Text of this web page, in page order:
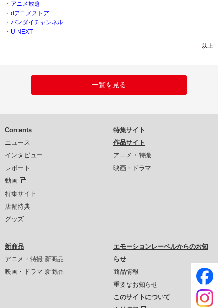
・ アニメ放題
・ dアニメストア
・ バンダイチャンネル
・ U-NEXT
以上
一覧を見る
Contents
ニュース
インタビュー
レポート
動画
特集サイト
店舗特典
グッズ
特集サイト
作品サイト
アニメ・特撮
映画・ドラマ
新商品
アニメ・特撮 新商品
映画・ドラマ 新商品
エモーションレーベルからのお知
らせ
商品情報
重要なお知らせ
このサイトについて